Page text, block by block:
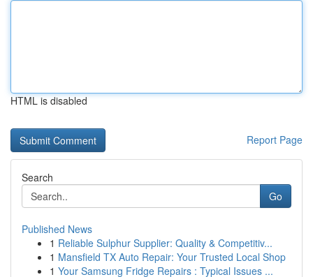
HTML is disabled
Report Page
Search
Go
Published News
1 Reliable Sulphur Supplier: Quality & Competitiv...
1 Mansfield TX Auto Repair: Your Trusted Local Shop
1 Your Samsung Fridge Repairs : Typical Issues ...